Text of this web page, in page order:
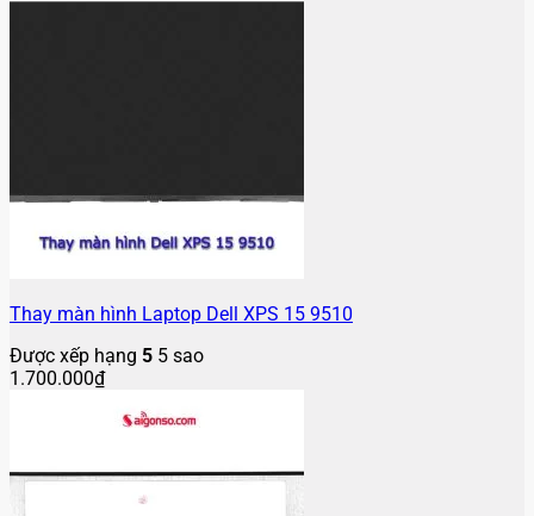
Thay màn hình Laptop Dell XPS 15 9510
Được xếp hạng 5 5 sao
1.700.000₫